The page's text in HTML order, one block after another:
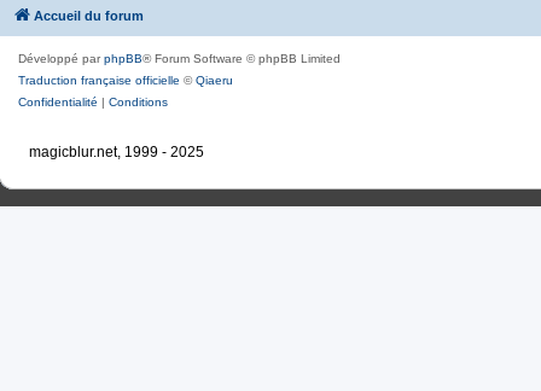
Accueil du forum
Développé parphpBB® Forum Software © phpBB Limited
Traduction française officielle ©Qiaeru
Confidentialité | Conditions
magicblur.net, 1999 - 2025